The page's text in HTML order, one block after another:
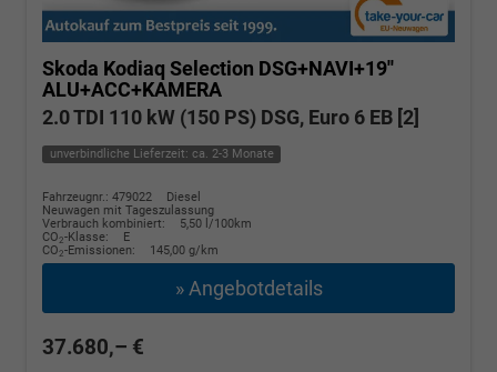
Skoda Kodiaq Selection DSG+NAVI+19''
ALU+ACC+KAMERA
2.0 TDI 110 kW (150 PS) DSG, Euro 6 EB [2]
unverbindliche Lieferzeit: ca. 2-3 Monate
Fahrzeugnr.: 479022
Diesel
Neuwagen mit Tageszulassung
Verbrauch kombiniert:
5,50 l/100km
CO2-Klasse:
E
CO2-Emissionen: 145,00 g/km
» Angebotdetails
37.680,– €